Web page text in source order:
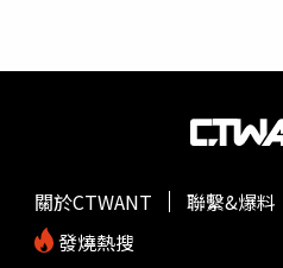
關於CTWANT 聯繫&爆料
發燒熱搜